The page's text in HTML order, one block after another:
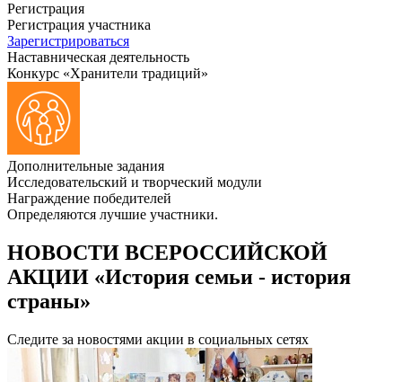
Регистрация
Регистрация участника
Зарегистрироваться
Наставническая деятельность
Конкурс «Хранители традиций»
Дополнительные задания
Исследовательский и творческий модули
Награждение победителей
Определяются лучшие участники.
НОВОСТИ ВСЕРОССИЙСКОЙ
АКЦИИ «История семьи - история
страны»
Следите за новостями акции в социальных сетях